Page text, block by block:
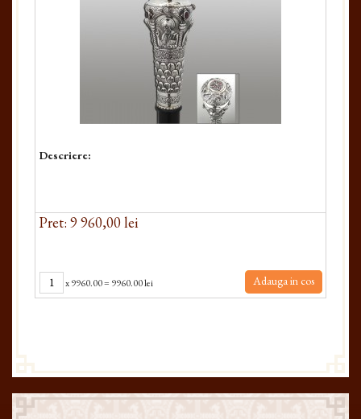
Descriere:
Pret: 9 960,00 lei
x9960.00= 9960.00 lei Adauga in cos